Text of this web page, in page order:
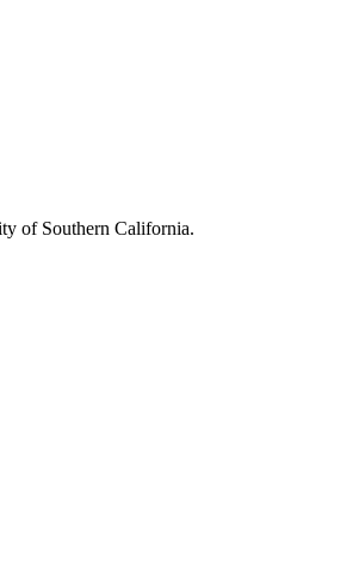
of Southern California.